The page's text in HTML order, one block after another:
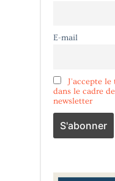
E-mail
J'accepte
dans le cadre
newsletter